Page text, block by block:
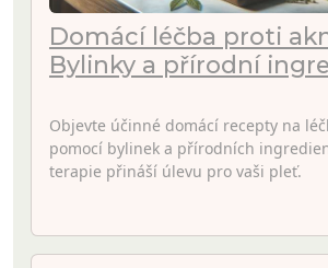
Domácí léčba proti
Bylinky a přírodní
Objevte účinné domácí recepty na
pomocí bylinek a přírodních
terapie přináší úlevu pro vaši pleť.